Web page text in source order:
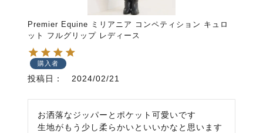
Premier Equine ミリアニア コンペティション キュロ
ット フルグリップ レディース
購入者
投稿日 2024/02/21
お洒落なジッパーとポケット可愛いです
生地がもう少し柔らかいといいかなと思います